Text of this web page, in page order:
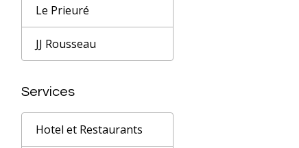
Le Prieuré
JJ Rousseau
Services
Hotel et Restaurants